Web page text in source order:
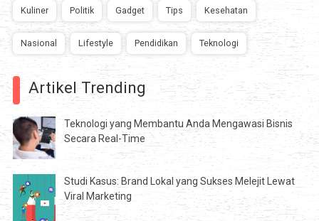
Kuliner Politik Gadget Tips Kesehatan
Nasional Lifestyle Pendidikan Teknologi
Artikel Trending
Teknologi yang Membantu Anda Mengawasi Bisnis
Secara Real-Time
Studi Kasus: Brand Lokal yang Sukses Melejit Lewat
Viral Marketing